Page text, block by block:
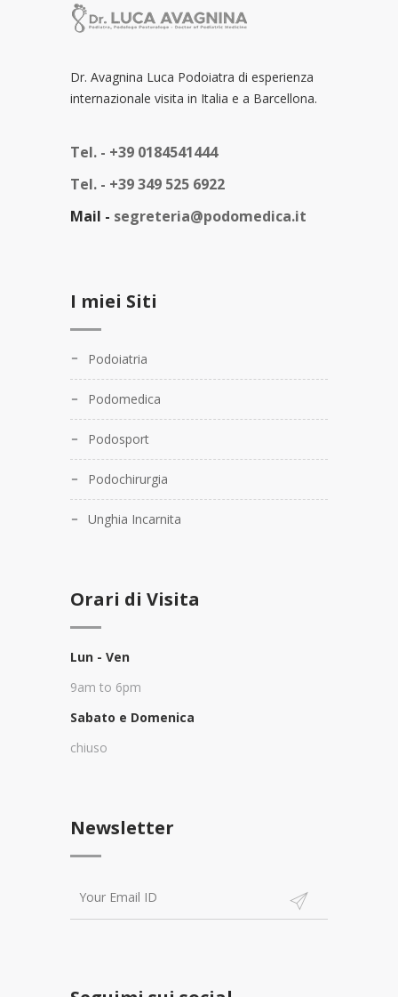
Dr. Avagnina Luca Podoiatra di esperienza
internazionale visita in Italia e a Barcellona.
Tel. - +39 0184541444
Tel. - +39 349 525 6922
Mail - segreteria@podomedica.it
I miei Siti
Podoiatria
Podomedica
Podosport
Podochirurgia
Unghia Incarnita
Orari di Visita
Lun - Ven
9am to 6pm
Sabato e Domenica
chiuso
Newsletter